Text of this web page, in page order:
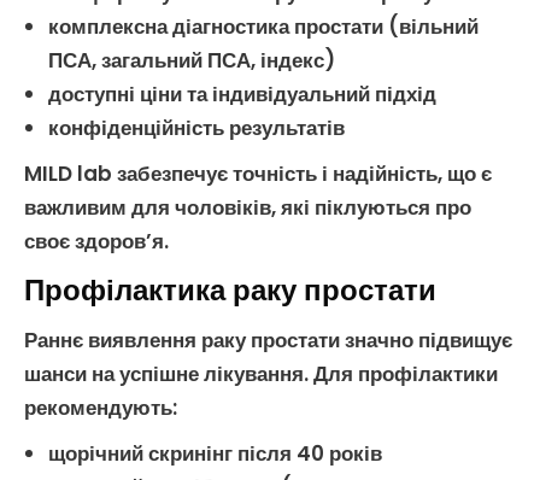
комплекснадіагностика простати (вільний
ПСА,загальний ПСА, індекс)
доступні ціни та індивідуальний підхід
конфіденційність результатів
MILD lab забезпечує точність і надійність, що є
важливим для чоловіків, які піклуються про
своє здоров’я.
Профілактика раку простати
Раннє виявлення раку простатизначно підвищує
шанси на успішне лікування. Для профілактики
рекомендують:
щорічний скринінг після 40 років